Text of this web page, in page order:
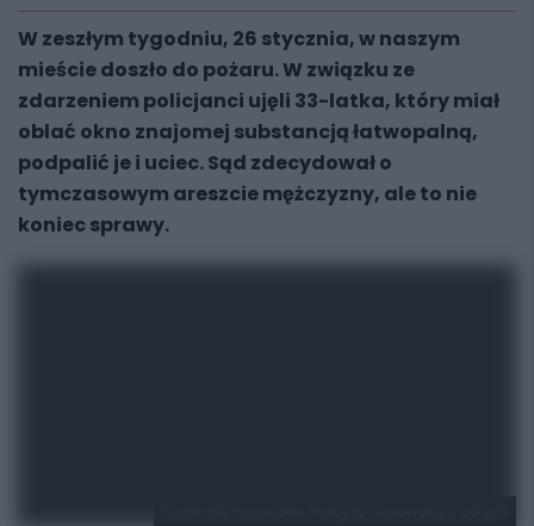
W zeszłym tygodniu, 26 stycznia, w naszym
mieście doszło do pożaru. W związku ze
zdarzeniem policjanci ujęli 33-latka, który miał
oblać okno znajomej substancją łatwopalną,
podpalić je i uciec. Sąd zdecydował o
tymczasowym areszcie mężczyzny, ale to nie
koniec sprawy.